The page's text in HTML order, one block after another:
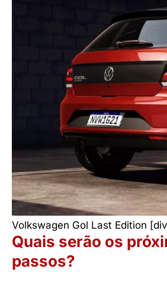
Volkswagen Gol Last Edition
Quais serão os
passos?